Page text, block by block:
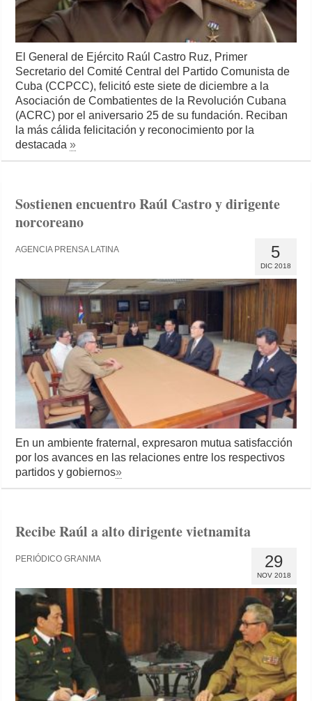
El General de Ejército Raúl Castro Ruz, Primer
Secretario del Comité Central del Partido Comunista de
Cuba (CCPCC), felicitó este siete de diciembre a la
Asociación de Combatientes de la Revolución Cubana
(ACRC) por el aniversario 25 de su fundación. Reciban
la más cálida felicitación y reconocimiento por la
destacada»
Sostienen encuentro Raúl Castro y dirigente
norcoreano
5
DIC 2018
AGENCIA PRENSA LATINA
En un ambiente fraternal, expresaron mutua satisfacción
por los avances en las relaciones entre los respectivos
partidos y gobiernos»
Recibe Raúl a alto dirigente vietnamita
29
NOV 2018
PERIÓDICO GRANMA